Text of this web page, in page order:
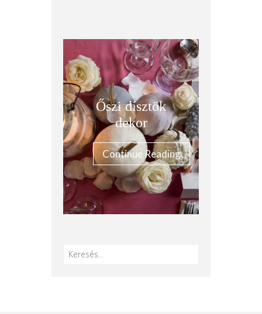
Őszi dísztök
dekor
Continue Reading
Keresés: